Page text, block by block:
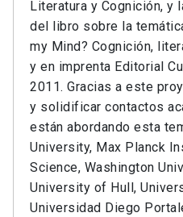
Literatura y Cognición, y
del libro sobre la
my Mind? Cognición,
y en imprenta Editorial
2011. Gracias a este
y solidificar contactos
están abordando esta
University, Max Planck
Science, Washington
University of Hull,
Universidad Diego